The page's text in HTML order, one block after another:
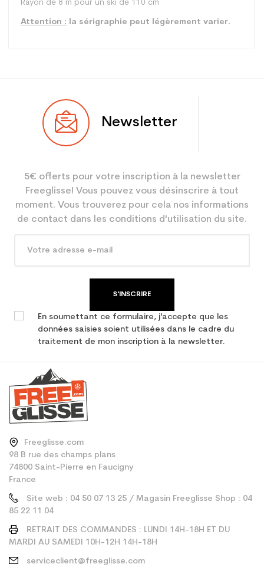
Rayon de 8 m pour un ski de 110 cm
Attention : la sérigraphie peut légèrement varier.
Utilisateur Junior
Coloris Bleu
Utilisateur -
Configurateur
un junior
Ski occasion junior loisir
Newsletter
5€ offerts pour votre inscription à la newsletter
Freeglisse! Vous pouvez vous désinscrire à tout
moment. Vous trouverez pour cela nos informations
de contact dans les conditions d'utilisation du site.
S'INSCRIRE
En soumettant ce formulaire, j'accepte que les
données saisies soient utilisées dans le cadre du
traitement de mon inscription à la newsletter.
Freeglisse.com
98 B rue des champs plans
74800 Saint-Pierre en Faucigny
France
Site web : 04 50 07 13 25 / Magasin Freeglisse Shop : 04
85 22 11 04
RETRAIT DES COMMANDES : LUNDI 14H-18H ET DU
MARDI AU SAMEDI 10H-12H 14H-18H
serviceclient@freeglisse.com